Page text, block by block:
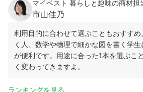
マイベスト 暮らしと趣味の商材担
市山佳乃
利用目的に合わせて選ぶこともおすす
く人、数学や物理で細かな図を書く学生
が便利です。用途に合った1本を選ぶこ
く変わってきますよ。
ランキングを見る